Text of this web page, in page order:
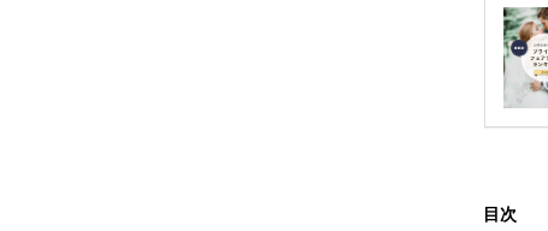
目次